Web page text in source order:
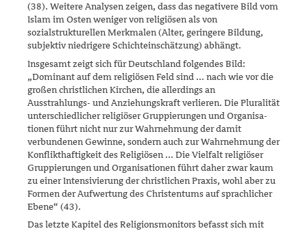
(38). Weitere Analysen zei­gen, dass das negativere Bild vom
Islam im Osten weniger von reli­giö­sen als von
sozialstrukturellen Merkmalen (Alter, geringere Bildung,
subjektiv niedrigere Schichteinschätzung) abhängt.
Insgesamt zeigt sich für Deutschland folgendes Bild:
„Dominant auf dem religiösen Feld sind ... nach wie vor die
großen christlichen Kir­chen, die allerdings an
Ausstrahlungs- und Anziehungskraft verlieren. Die Pluralität
unterschiedlicher religiöser Gruppierungen und Organisa­
tionen führt nicht nur zur Wahrnehmung der damit
verbundenen Ge­win­ne, sondern auch zur Wahrnehmung der
Konflikthaftigkeit des Religiösen ... Die Vielfalt religiöser
Gruppierungen und Organisationen führt daher zwar kaum
zu einer Intensivierung der christlichen Praxis, wohl aber zu
Formen der Aufwertung des Christentums auf sprachlicher
Ebene“ (43).
Das letzte Kapitel des Religionsmonitors befasst sich mit